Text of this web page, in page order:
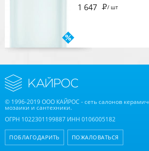
1 647 Р/ шт
© 1996-2019 ООО КАЙРОС - сеть салонов
мозаики и сантехники.
ОГРН 1022301199887 ИНН 0106005182
ПОБЛАГОДАРИТЬ ПОЖАЛОВАТЬСЯ